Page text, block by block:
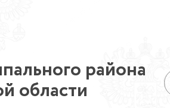
района
области